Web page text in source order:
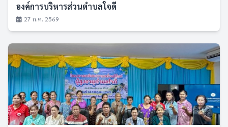
องค์การบริหารส่วนตำบลใจดี
27 ก.ค. 2569